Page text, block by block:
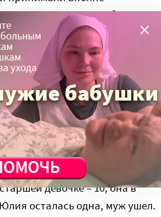
рассказывали о себе и своих
своих собеседников, но
Так что наши истории
фотографий.
человека с кучей проблем и
Выдержать это
не выдерживают папы.
из Подмосковья с
девочке – 10, она в
осталась одна, муж ушел.